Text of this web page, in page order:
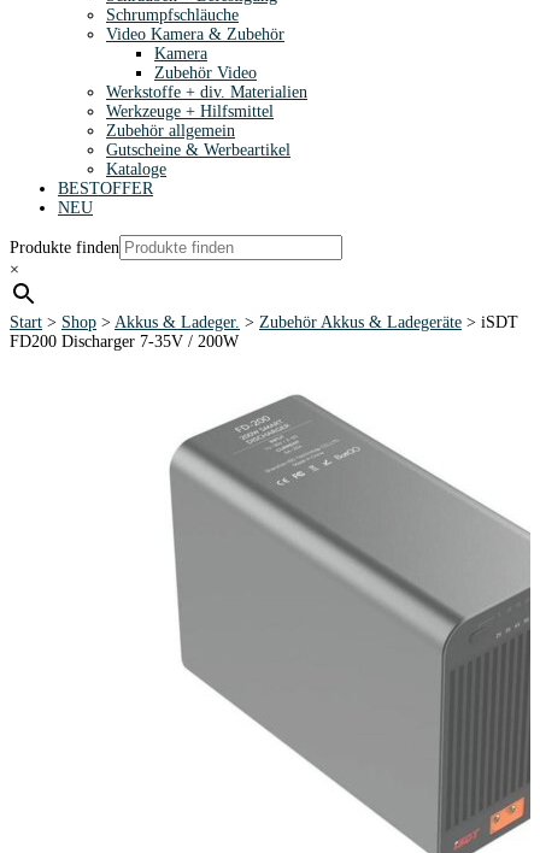
Schrumpfschläuche
Video Kamera & Zubehör
Kamera
Zubehör Video
Werkstoffe + div. Materialien
Werkzeuge + Hilfsmittel
Zubehör allgemein
Gutscheine & Werbeartikel
Kataloge
BESTOFFER
NEU
Produkte finden
×
Start > Shop > Akkus & Ladeger. > Zubehör Akkus & Ladegeräte > iSDT
FD200 Discharger 7-35V / 200W